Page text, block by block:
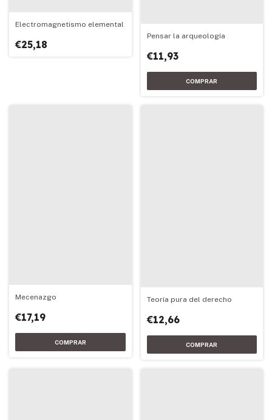
Electromagnetismo elemental
€25,18
Pensar la arqueología
€11,93
Mecenazgo
€17,19
Teoría pura del derecho
€12,66